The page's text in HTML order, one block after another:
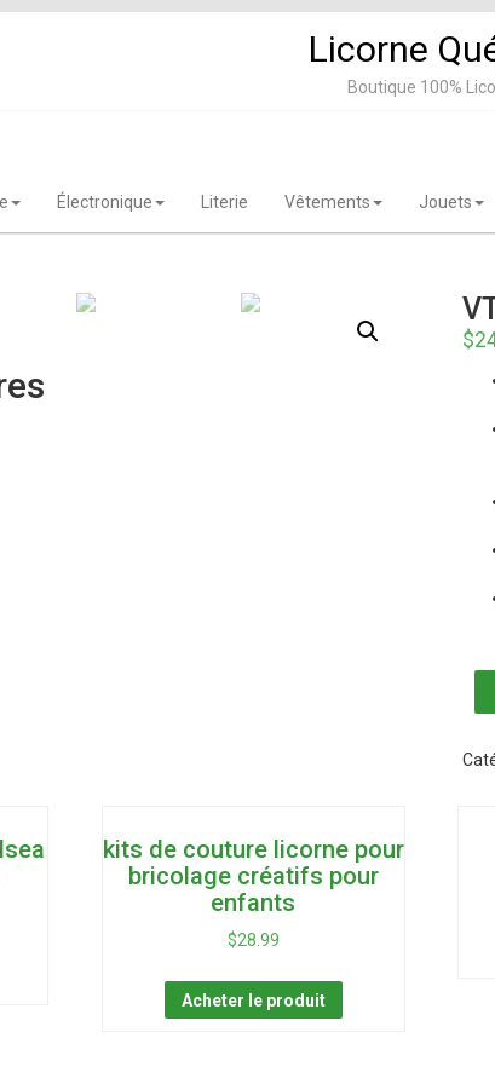
Licorne
Boutique 100%
Électronique Literie Vêtements Jouets
$
kits de couture licorne pour
bricolage créatifs pour
enfants
$28.99
Acheter le produit